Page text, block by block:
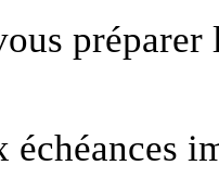
préparer
échéances